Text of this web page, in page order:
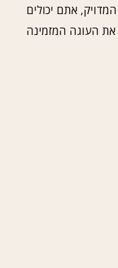
אתם יכולים
את העוגה המזמינה